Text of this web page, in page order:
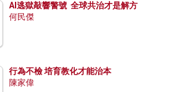
AI逃獄敲響警號 全球共治才是解方
何民傑
行為不檢 培育教化才能治本
陳家偉